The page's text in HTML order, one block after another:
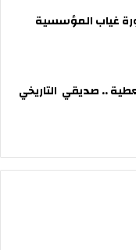
غياب المؤسسية
.. صديقي التاريخي